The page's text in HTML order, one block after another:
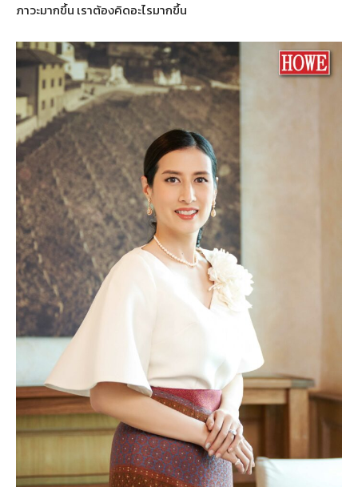
ภาวะมากขึ้น เราต้องคิดอะไรมากขึ้น